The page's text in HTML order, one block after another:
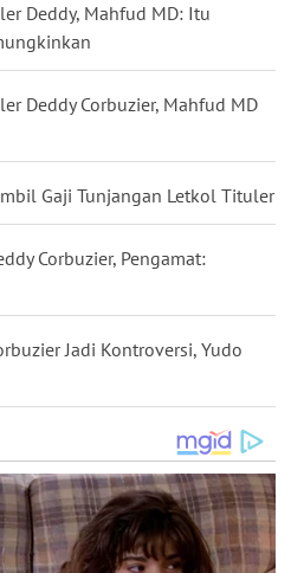
Deddy, Mahfud MD: Itu
Deddy Corbuzier, Mahfud MD
Gaji Tunjangan Letkol Tituler
Corbuzier, Pengamat:
Jadi Kontroversi, Yudo